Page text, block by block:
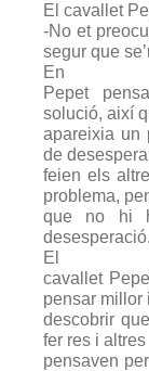
El cavallet
-No et
segur que
En
Pepet
solució, així
apareixia un
de
feien els
problema,
que no hi
desesperació.
El
cavallet
pensar millor
descobrir
fer res i altres
pensaven